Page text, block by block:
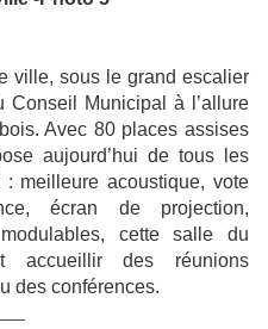
ville, sous le grand escalier
Municipal à l’allure
Avec 80 places assises
aujourd’hui de tous les
meilleure acoustique, vote
écran de projection,
cette salle du
accueillir des réunions
des conférences.